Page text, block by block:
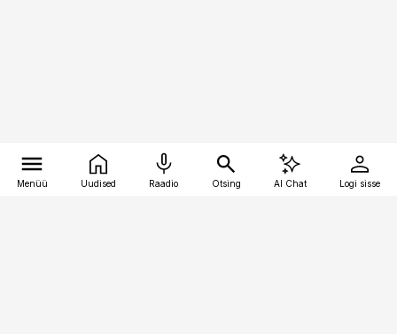
Menüü Uudised Raadio Otsing AI Chat Logi sisse